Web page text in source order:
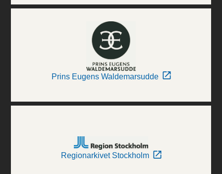
Prins Eugens Waldemarsudde
Regionarkivet Stockholm